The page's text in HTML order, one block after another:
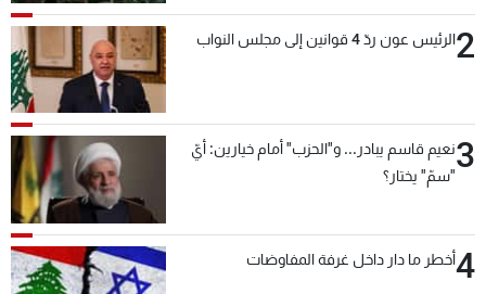
2الرئيس عون ردّ 4 قوانين إلى مجلس النواب
3نعيم قاسم يبادر... و"الحزب" أمام خيارين: أيّ
"سمّ" يختار؟
4أخطر ما دار داخل غرفة المفاوضات